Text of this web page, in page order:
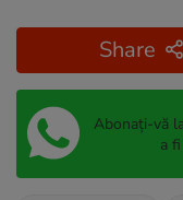
Share
Abonați-vă
a